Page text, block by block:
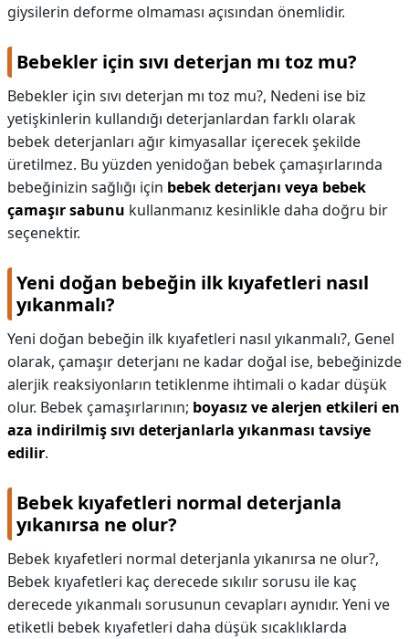
giysilerin deforme olmaması açısından önemlidir.
Bebekler için sıvı deterjan mı toz mu?
Bebekler için sıvı deterjan mı toz mu?, Nedeni ise biz
yetişkinlerin kullandığı deterjanlardan farklı olarak
bebek deterjanları ağır kimyasallar içerecek şekilde
üretilmez. Bu yüzden yenidoğan bebek çamaşırlarında
bebeğinizin sağlığı için bebek deterjanı veya bebek
çamaşır sabunu kullanmanız kesinlikle daha doğru bir
seçenektir.
Yeni doğan bebeğin ilk kıyafetleri nasıl
yıkanmalı?
Yeni doğan bebeğin ilk kıyafetleri nasıl yıkanmalı?, Genel
olarak, çamaşır deterjanı ne kadar doğal ise, bebeğinizde
alerjik reaksiyonların tetiklenme ihtimali o kadar düşük
olur. Bebek çamaşırlarının; boyasız ve alerjen etkileri en
aza indirilmiş sıvı deterjanlarla yıkanması tavsiye
edilir.
Bebek kıyafetleri normal deterjanla
yıkanırsa ne olur?
Bebek kıyafetleri normal deterjanla yıkanırsa ne olur?,
Bebek kıyafetleri kaç derecede sıkılır sorusu ile kaç
derecede yıkanmalı sorusunun cevapları aynıdır. Yeni ve
etiketli bebek kıyafetleri daha düşük sıcaklıklarda